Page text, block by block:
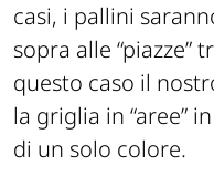
casi, i pallini
sopra alle “piazze”
questo caso il
la griglia in “aree”
di un solo colore.